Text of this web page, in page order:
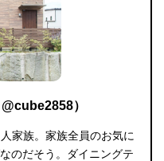
）
家族。家族全員のお気に
のだそう。ダイニングテ